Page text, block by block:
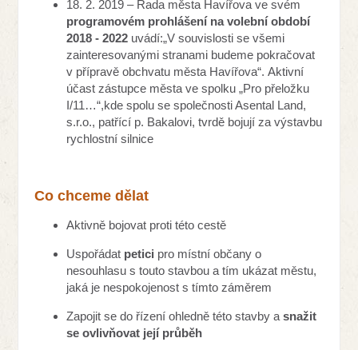
18. 2. 2019 – Rada města Havířova ve svém
programovém prohlášení na volební období
2018 - 2022 uvádí:„V souvislosti se všemi
zainteresovanými stranami budeme pokračovat
v přípravě obchvatu města Havířova“. Aktivní
účast zástupce města ve spolku „Pro přeložku
I/11…“,kde spolu se společnosti Asental Land,
s.r.o., patřící p. Bakalovi, tvrdě bojují za výstavbu
rychlostní silnice
Co chceme dělat
Aktivně bojovat proti této cestě
Uspořádat petici pro místní občany o
nesouhlasu s touto stavbou a tím ukázat městu,
jaká je nespokojenost s tímto záměrem
Zapojit se do řízení ohledně této stavby asnažit
se ovlivňovat její průběh